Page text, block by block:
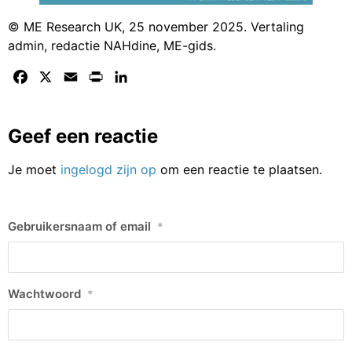
© ME Research UK, 25 november 2025. Vertaling
admin, redactie NAHdine, ME-gids.
Facebook Email Print
Geef een reactie
Je moet ingelogd zijn op om een reactie te plaatsen.
Gebruikersnaam of email *
Wachtwoord *